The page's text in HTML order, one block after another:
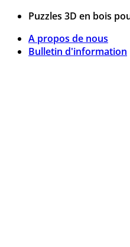
Passer
contenu
Puzzles 3D en bois
A propos de nous
Bulletin d'information